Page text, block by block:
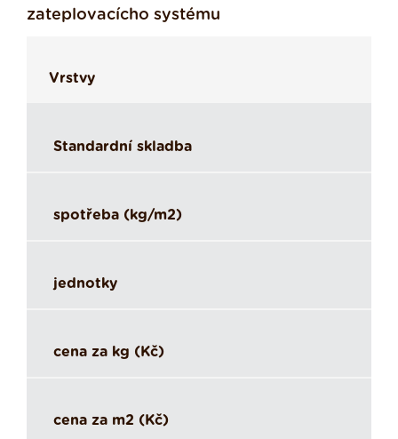
zateplovacícho systému
Vrstvy
Standardní skladba
spotřeba (kg/m2)
jednotky
cena za kg (Kč)
cena za m2 (Kč)